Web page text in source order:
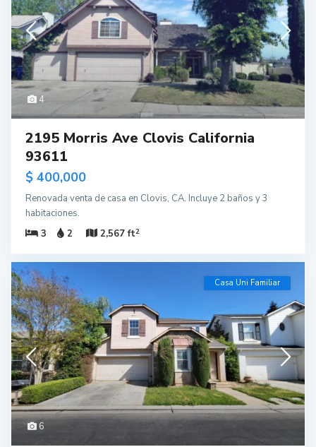
4
2195 Morris Ave Clovis California
93611
$ 400,000
Renovada venta de casa en Clovis, CA. Incluye 2 baños y 3
habitaciones.
3
2 2,567 ft2
6
Casa Uni Familiar